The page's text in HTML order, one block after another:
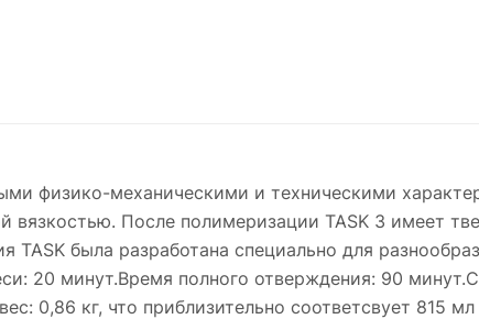
физико-механическими и техническими
вязкостью. После полимеризации TASK 3 имеет
TASK была разработана специально для
20 минут.Время полного отверждения: 90
0,86 кг, что приблизительно соответсвует 815